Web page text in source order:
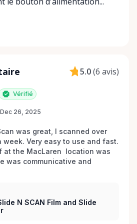
to reflect the needs of
equipment in
partners in producing stunning
and inspires. Start
us today and enhance your
of the trade.
5.0(6 avis)
Vérifié
Dec 26, 2025
was great, I scanned over
Very easy to use and fast.
at the MacLaren  location was
was communicative and
N SCAN Film and Slide